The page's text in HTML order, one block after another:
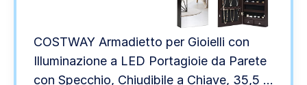
COSTWAY Armadietto per Gioielli con
Illuminazione a LED Portagioie da Parete
con Specchio, Chiudibile a Chiave, 35,5 x